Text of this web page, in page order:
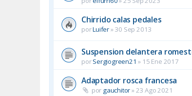
Chirrido calas pedales
porLuifer»30 Sep 2013
Suspension delantera
porSergiogreen21 » 15 Ene 2017
Adaptador rosca francesa
por gauchitor»23 Ago 2021